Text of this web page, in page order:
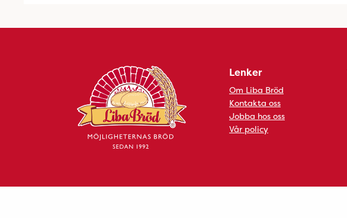
Lenker
Om Liba Bröd
Kontakta oss
Jobba hos oss
Vår policy